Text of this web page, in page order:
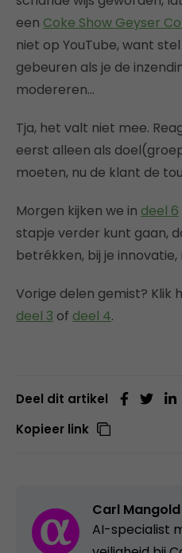
een Coke Show Geyser
niet op YouTube, want
gebeuren als je de
modereren…
Tja, het valt niet mee.
eerst alleen als
moeten, nu de klant de
Morgen kijken we in deel 6
stapje verder kunt gaan,
betrékken, bij je
Vorige delen gemist? Klik
deel 3 of deel 4.
Deel dit artikel
Kopieer link
Carl Mangold
AI-specialist